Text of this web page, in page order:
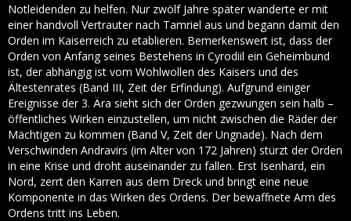
Notleidenden zu helfen. Nur zwölf Jahre später wanderte er mit
einer handvoll Vertrauter nach Tamriel aus und begann damit den
Orden im Kaiserreich zu etablieren. Bemerkenswert ist, dass der
Orden von Anfang seines Bestehens in Cyrodiil ein Geheimbund
ist, der abhängig ist vom Wohlwollen des Kaisers und des
Ältestenrates (Band III, Zeit der Erfindung). Aufgrund einiger
Ereignisse der 3. Ära sieht sich der Orden gezwungen sein halb –
öffentliches Wirken einzustellen, um nicht zwischen die Räder der
Mächtigen zu kommen (Band V, Zeit der Ungnade). Nach dem
Verschwinden Andravirs (im Alter von 172 Jahren) stürzt der Orden
in eine Krise und droht auseinander zu fallen. Erst Isenhard, ein
Nord, zerrt den Karren aus dem Dreck und bringt eine neue
Komponente in das Wirken des Ordens. Der bewaffnete Arm des
Ordens tritt ins Leben.